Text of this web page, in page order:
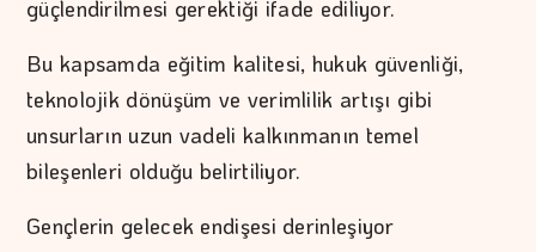
güçlendirilmesi gerektiği ifade ediliyor.
Bu kapsamda eğitim kalitesi, hukuk güvenliği,
teknolojik dönüşüm ve verimlilik artışı gibi
unsurların uzun vadeli kalkınmanın temel
bileşenleri olduğu belirtiliyor.
Gençlerin gelecek endişesi derinleşiyor